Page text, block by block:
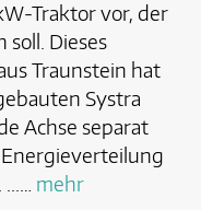
Traktor vor, der
soll. Dieses
Traunstein hat
Systra
Achse separat
mehr